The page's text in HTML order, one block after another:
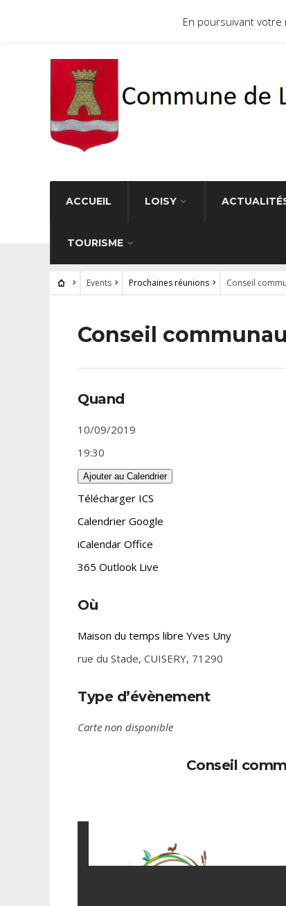
Site officiel de la commune de Loisy 71290
ACCUEIL LOISY
TOURISME
Events Prochaines réunions Conseil
Conseil
Quand
10/09/2019
19:30
Ajouter au Calendrier
Télécharger ICS
Calendrier Google
iCalendar Office
365 Outlook Live
Où
Maison du temps libre Yves Uny
rue du Stade, CUISERY, 71290
Type d’évènement
Carte non disponible
Conseil
En poursuivant votre